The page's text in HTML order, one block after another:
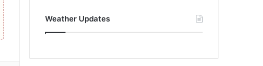
Weather Updates